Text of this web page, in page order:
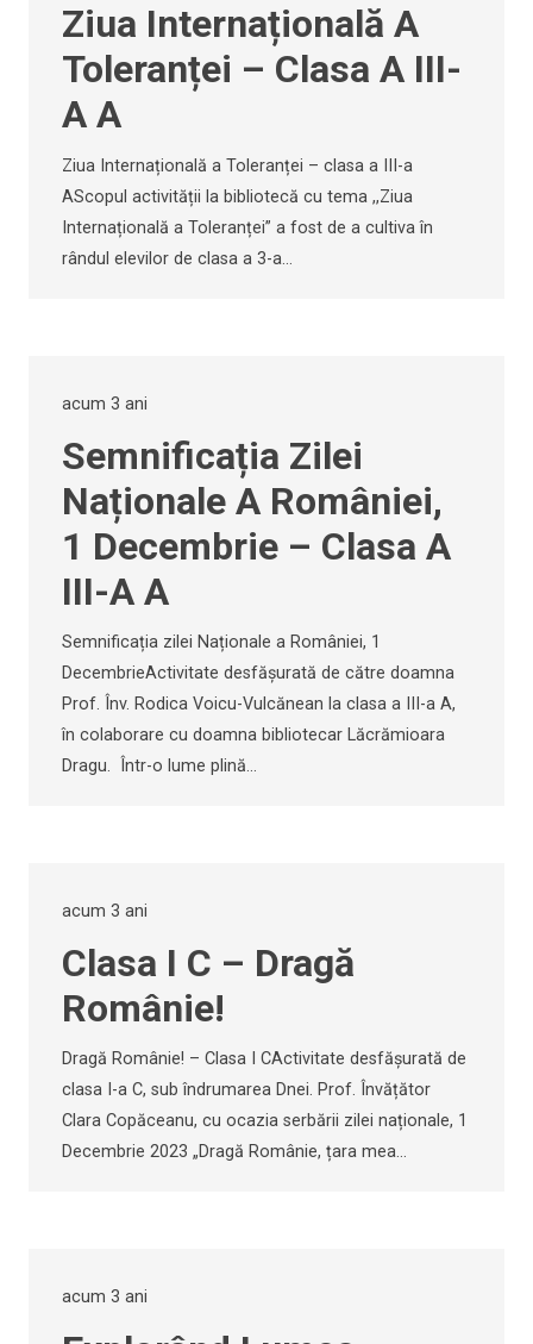
Ziua Internațională A
Toleranței – Clasa A III-
A A
Ziua Internațională a Toleranței – clasa a III-a
AScopul activității la bibliotecă cu tema ,,Ziua
Internațională a Toleranței” a fost de a cultiva în
rândul elevilor de clasa a 3-a…
acum 3 ani
Semnificația Zilei
Naționale A României,
1 Decembrie – Clasa A
III-A A
Semnificația zilei Naționale a României, 1
DecembrieActivitate desfășurată de către doamna
Prof. Înv. Rodica Voicu-Vulcănean la clasa a III-a A,
în colaborare cu doamna bibliotecar Lăcrămioara
Dragu. Într-o lume plină…
acum 3 ani
Clasa I C – Dragă
Românie!
Dragă Românie! – Clasa I CActivitate desfășurată de
clasa I-a C, sub îndrumarea Dnei. Prof. Învățător
Clara Copăceanu, cu ocazia serbării zilei naționale, 1
Decembrie 2023 „Dragă Românie, țara mea…
acum 3 ani